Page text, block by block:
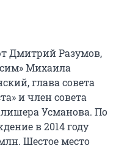
Дмитрий Разумов,
Михаила
глава совета
и член совета
Усманова. По
в 2014 году
Шестое место